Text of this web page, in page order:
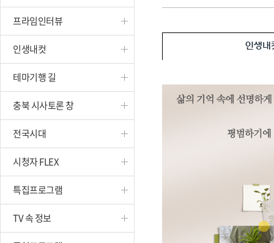
보은
옥천
시청자 FLEX
종영프로그램
프라임인터뷰
인생내컷
테마기행 길
충북 시사토론 창
전국시대
시청자 FLEX
특집프로그램
TV 속 정보
인생내